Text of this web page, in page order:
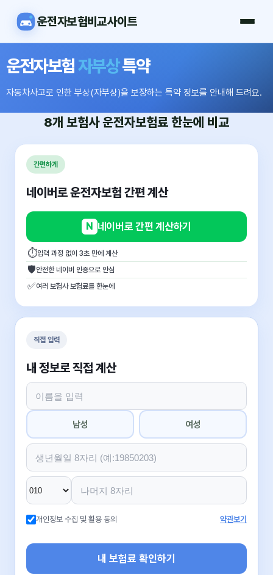
운전자보험비교사이트
운전자보험자부상특약
자동차사고로 인한 부상(자부상)을 보장하는 특약 정보를 안내해 드려요.
8개 보험사운전자보험료 한눈에 비교
간편하게
네이버로 운전자보험 간편 계산
N 네이버로 간편 계산하기
⏱입력 과정 없이 3초 만에 계산
🛡안전한 네이버 인증으로 안심
✅여러 보험사 보험료를 한눈에
직접 입력
내 정보로 직접 계산
남성 여성
개인정보 수집 및 활용 동의 약관보기
내 보험료 확인하기